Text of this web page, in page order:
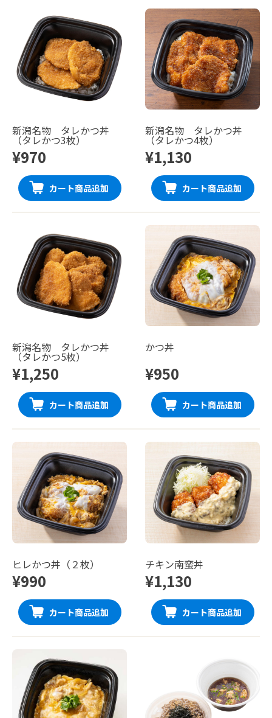
新潟名物 タレかつ丼
（タレかつ3枚）
¥970
カート商品追加
新潟名物 タレかつ丼
（タレかつ4枚）
¥1,130
カート商品追加
新潟名物 タレかつ丼
（タレかつ5枚）
¥1,250
カート商品追加
かつ丼
¥950
カート商品追加
ヒレかつ丼（２枚）
¥990
カート商品追加
チキン南蛮丼
¥1,130
カート商品追加